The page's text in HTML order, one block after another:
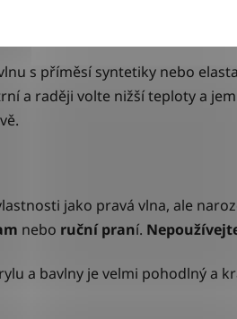
s příměsí syntetiky nebo
a raději volte nižší teploty a
jako pravá vlna, ale
nebo ruční praní.
a bavlny je velmi pohodlný a